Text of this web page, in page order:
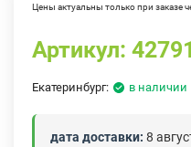
Цены актуальны только при заказе
Артикул: 42791
Екатеринбург: в наличии
дата доставки: 8